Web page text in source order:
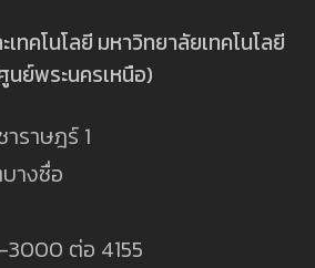
ทคโนโลยี มหาวิทยาลัยเทคโนโลยี
ย์พระนครเหนือ)
าราษฎร์ 1
างซื่อ
ต่อ 4155